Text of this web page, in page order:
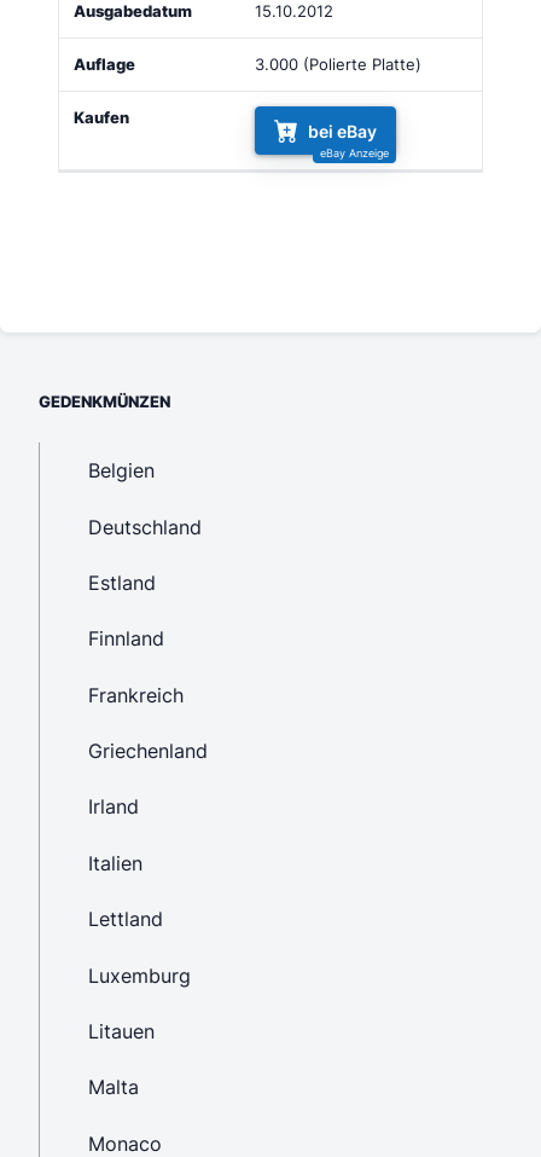
15.10.2012
3.000 (Polierte Platte)
bei eBay
GEDENKMÜNZEN
Belgien
Deutschland
Estland
Finnland
Frankreich
Griechenland
Irland
Italien
Lettland
Luxemburg
Litauen
Malta
Monaco